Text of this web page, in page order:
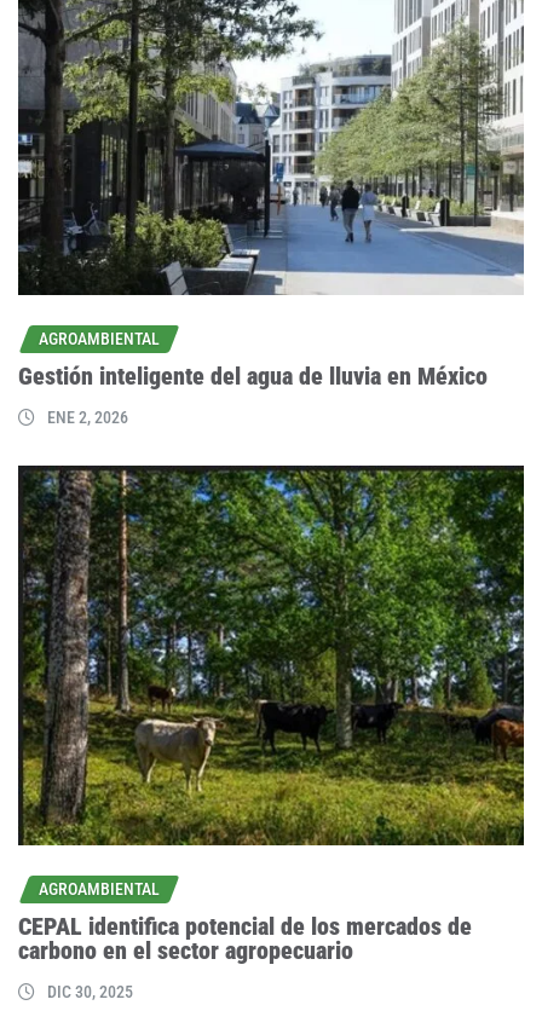
AGROAMBIENTAL
Gestión inteligente del agua de lluvia en México
ENE 2, 2026
AGROAMBIENTAL
CEPAL identifica potencial de los mercados de
carbono en el sector agropecuario
DIC 30, 2025